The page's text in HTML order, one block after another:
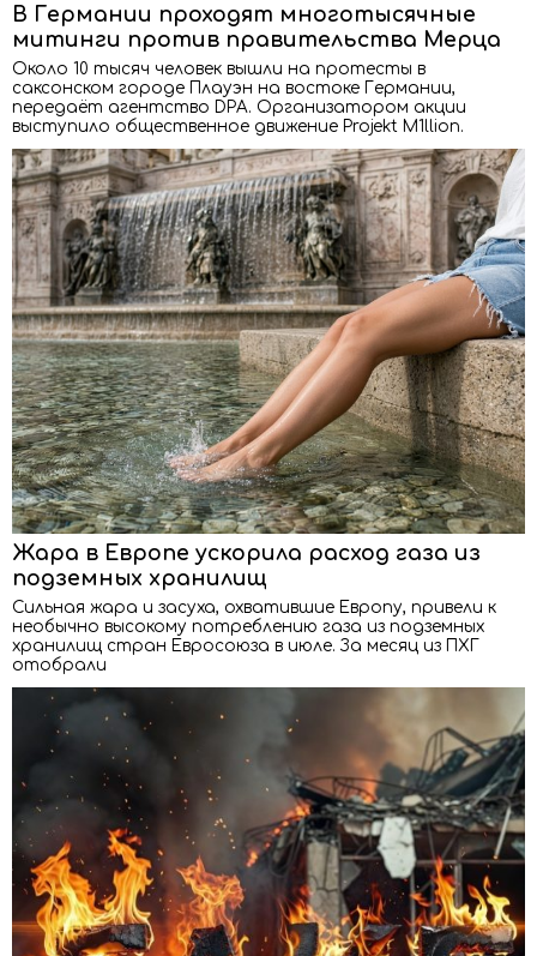
В Германии проходят многотысячные
митинги против правительства Мерца
Около 10 тысяч человек вышли на протесты в
саксонском городе Плауэн на востоке Германии,
передаёт агентство DPA. Организатором акции
выступило общественное движение Projekt M1llion.
Жара в Европе ускорила расход газа из
подземных хранилищ
Сильная жара и засуха, охватившие Европу, привели к
необычно высокому потреблению газа из подземных
хранилищ стран Евросоюза в июле. За месяц из ПХГ
отобрали